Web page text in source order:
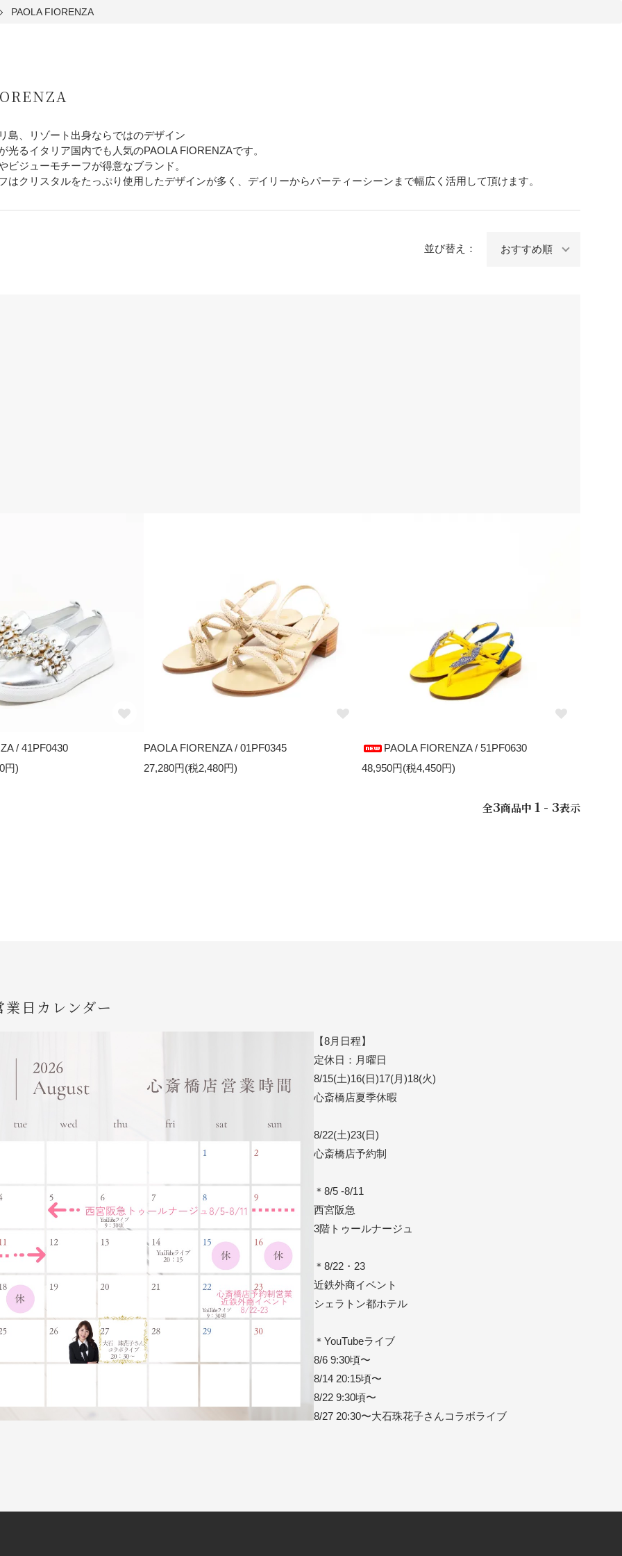
PAOLA FIORENZA
島、リゾート出身ならではのデザイン
光るイタリア国内でも人気のPAOLA FIORENZAです。
ビジューモチーフが得意なブランド。
はクリスタルをたっぷり使用したデザインが多く、デイリーからパーティーシーンまで幅広く活用して頂けます。
並び替え：
/ 41PF0430
円)
PAOLA FIORENZA / 01PF0345
27,280円(税2,480円)
PAOLA FIORENZA / 51PF0630
48,950円(税4,450円)
全3商品中 1 - 3表示
日カレンダー
【8月日程】
定休日：月曜日
8/15(土)16(日)17(月)18(火)
心斎橋店夏季休暇
8/22(土)23(日)
心斎橋店予約制
＊8/5 -8/11
西宮阪急
3階トゥールナージュ
＊8/22・23
近鉄外商イベント
シェラトン都ホテル
＊YouTubeライブ
8/6 9:30頃〜
8/14 20:15頃〜
8/22 9:30頃〜
8/27 20:30〜大石珠花子さんコラボライブ